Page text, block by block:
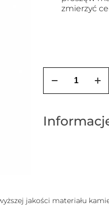
zmierzyć
Zestaw
jakości materiału